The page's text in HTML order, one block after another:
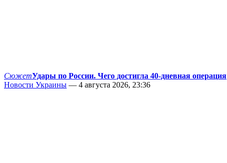
СюжетУдары по России. Чего достигла 40-дневная операция
Новости Украины — 4 августа 2026, 23:36